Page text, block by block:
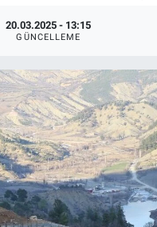
20.03.2025 - 13:15
GÜNCELLEME